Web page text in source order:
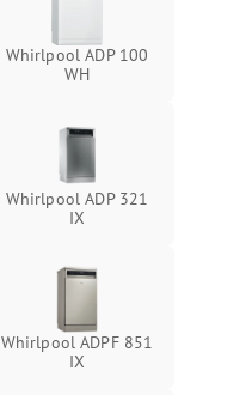
Whirlpool ADP 100
WH
Whirlpool ADP 321
IX
Whirlpool ADPF 851
IX